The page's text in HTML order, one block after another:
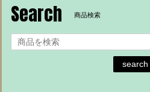
Search 商品検索
search